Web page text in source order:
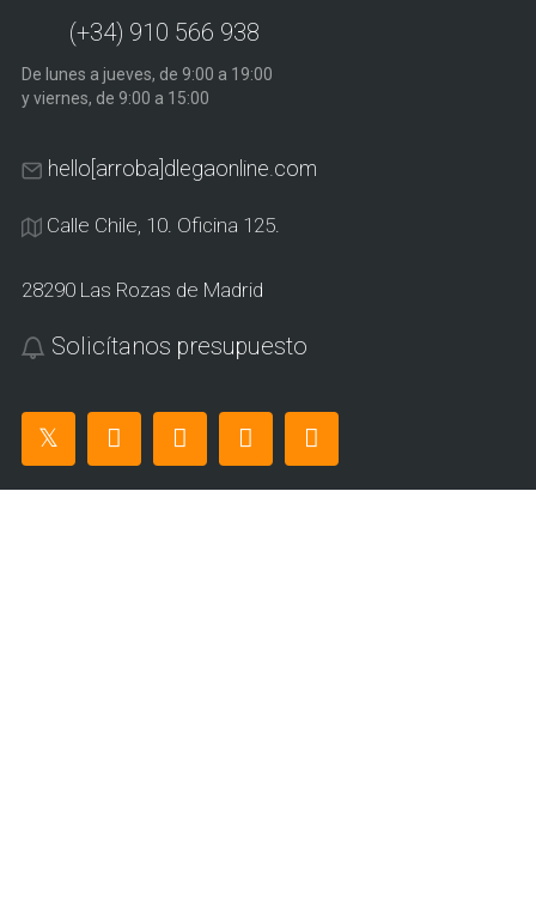
(+34) 910 566 938
De lunes a jueves, de 9:00 a 19:00
y viernes, de 9:00 a 15:00
hello[arroba]dlegaonline.com
Calle Chile, 10. Oficina 125.
28290 Las Rozas de Madrid
Solicítanos presupuesto